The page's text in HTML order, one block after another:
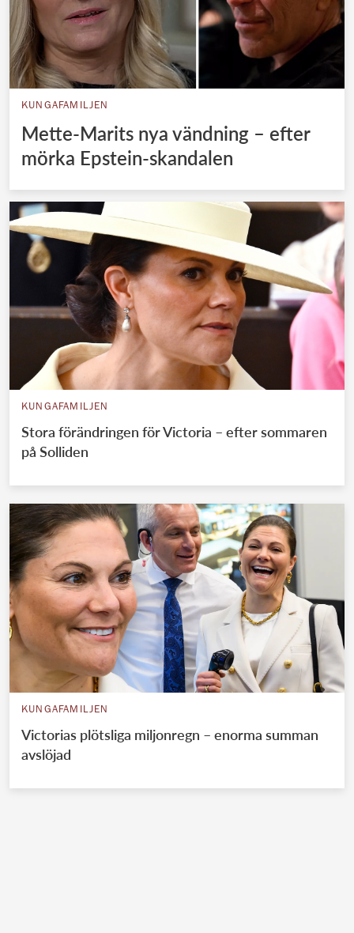
KUNGAFAMILJEN
Mette-Marits nya vändning – efter
mörka Epstein-skandalen
KUNGAFAMILJEN
Stora förändringen för Victoria – efter sommaren
på Solliden
KUNGAFAMILJEN
Victorias plötsliga miljonregn – enorma summan
avslöjad